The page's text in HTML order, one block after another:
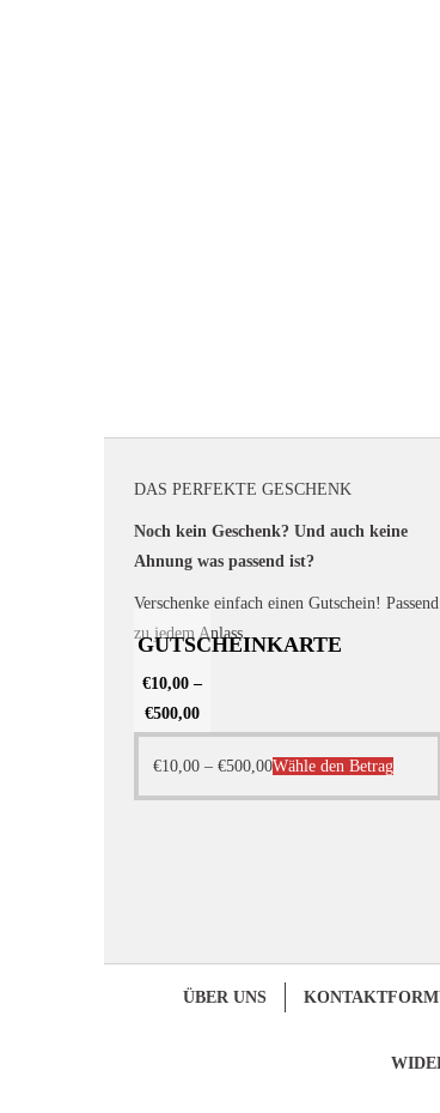
DAS PERFEKTE GESCHENK
Noch kein Geschenk? Und auch keine
Ahnung was passend ist?
Verschenke einfach einen Gutschein! Passend
zu jedem Anlass.
GUTSCHEINKARTE
€10,00 –
€500,00
€10,00 – €500,00Wähle den BetragDieses
Produkt
können
der
ÜBER UNS